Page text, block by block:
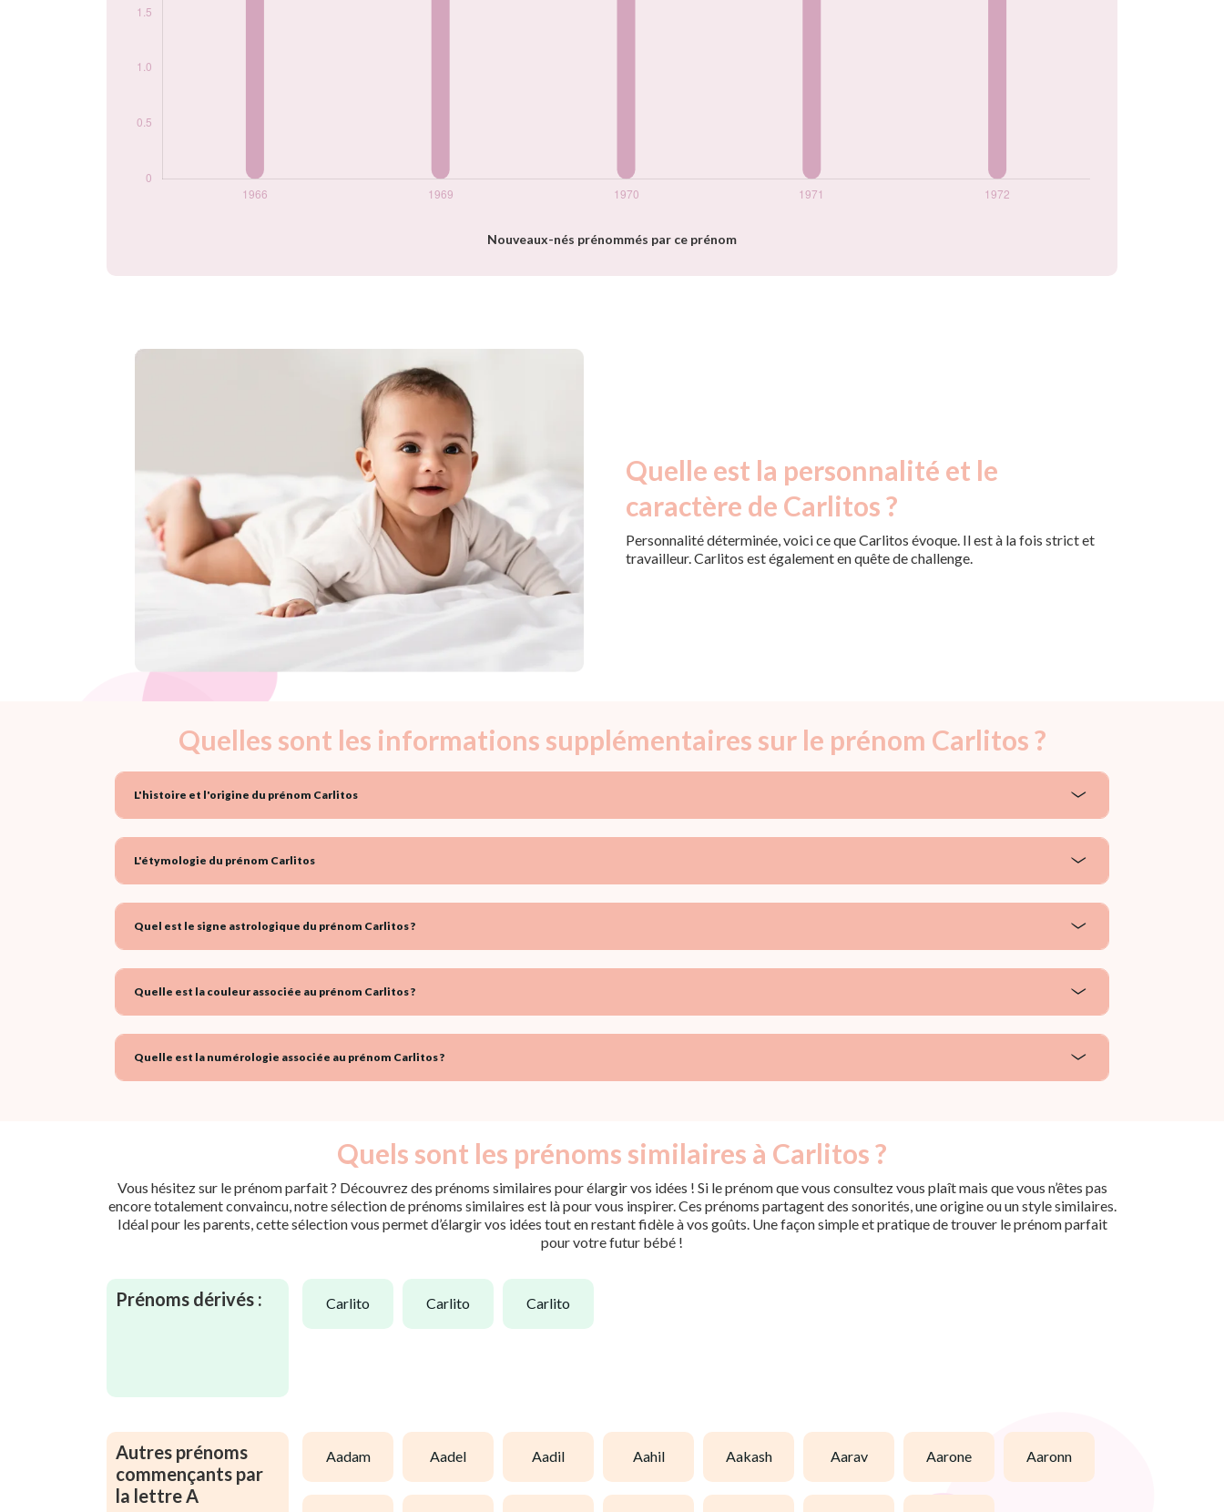
Nouveaux-nés prénommés par ce prénom
Quelle est la personnalité et le
caractère de Carlitos ?
Personnalité déterminée, voici ce que Carlitos évoque. Il est à la fois strict et
travailleur. Carlitos est également en quête de challenge.
Quelles sont les informations supplémentaires sur le prénom Carlitos ?
L'histoire et l'origine du prénom Carlitos
L'étymologie du prénom Carlitos
Quel est le signe astrologique du prénom Carlitos ?
Quelle est la couleur associée au prénom Carlitos ?
Quelle est la numérologie associée au prénom Carlitos ?
Quels sont les prénoms similaires à Carlitos ?
Vous hésitez sur le prénom parfait ? Découvrez des prénoms similaires pour élargir vos idées ! Si le prénom que vous consultez vous plaît mais que vous n’êtes pas
encore totalement convaincu, notre sélection de prénoms similaires est là pour vous inspirer. Ces prénoms partagent des sonorités, une origine ou un style similaires.
Idéal pour les parents, cette sélection vous permet d’élargir vos idées tout en restant fidèle à vos goûts. Une façon simple et pratique de trouver le prénom parfait
pour votre futur bébé !
Prénoms dérivés : carlito carlito carlito
Autres prénoms
commençants par
la lettre A
aadam aadel aadil aahil aakash aarav aarone aaronn